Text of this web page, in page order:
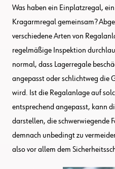
Was haben ein Einplatzregal,
Kragarmregal gemeinsam?
verschiedene Arten von
regelmäßige Inspektion
normal, dass Lagerregale
angepasst oder schlichtweg die
wird. Ist die Regalanlage auf
entsprechend angepasst, kann
darstellen, die schwerwiegende
demnach unbedingt zu
also vor allem dem